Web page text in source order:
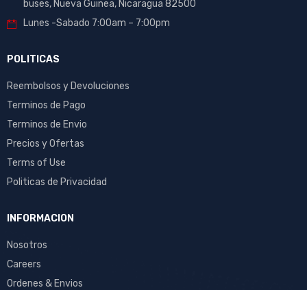
buses, Nueva Guinea, Nicaragua 82500
Lunes -Sabado 7:00am – 7:00pm
POLITICAS
Reembolsos y Devoluciones
Terminos de Pago
Terminos de Envio
Precios y Ofertas
Terms of Use
Politicas de Privacidad
INFORMACION
Nosotros
Careers
Ordenes & Envios